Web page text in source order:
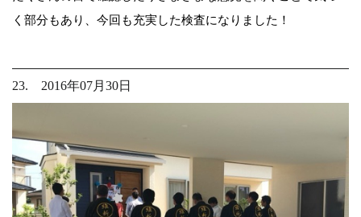
く部分もあり、今回も充実した検査になりました！
23. 2016年07月30日